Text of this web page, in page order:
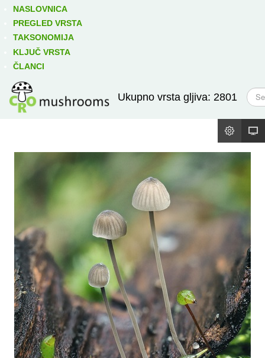
NASLOVNICA
PREGLED VRSTA
TAKSONOMIJA
KLJUČ VRSTA
ČLANCI
Ukupno vrsta gljiva: 2801
T
r
ž
Izravno podređene niže takse: